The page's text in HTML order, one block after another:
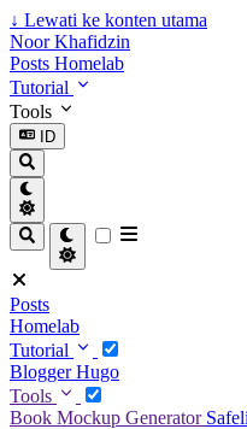
↓ Lewati ke konten utama
Noor Khafidzin
Posts Homelab
Tutorial
Tools
ID
Posts
Homelab
Tutorial
BloggerHugo
Tools
Book Mockup Generator